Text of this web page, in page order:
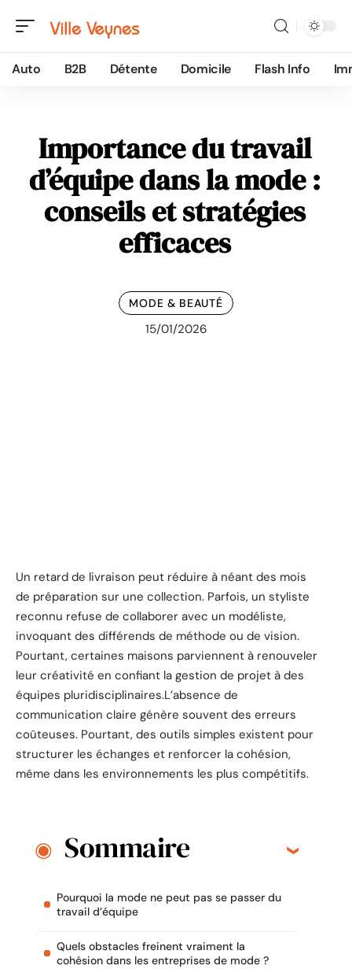
Auto B2B Détente Domicile Flash Info
Importance du travail
d’équipe dans la mode :
conseils et stratégies
efficaces
MODE & BEAUTÉ
15/01/2026
Un retard de livraison peut réduire à néant des mois
de préparation sur une collection. Parfois, un styliste
reconnu refuse de collaborer avec un modéliste,
invoquant des différends de méthode ou de vision.
Pourtant, certaines maisons parviennent à renouveler
leur créativité en confiant la gestion de projet à des
équipes pluridisciplinaires.L’absence de
communication claire génère souvent des erreurs
coûteuses. Pourtant, des outils simples existent pour
structurer les échanges et renforcer la cohésion,
même dans les environnements les plus compétitifs.
Sommaire
Pourquoi la mode ne peut pas se passer du
travail d’équipe
Quels obstacles freinent vraiment la
cohésion dans les entreprises de mode ?